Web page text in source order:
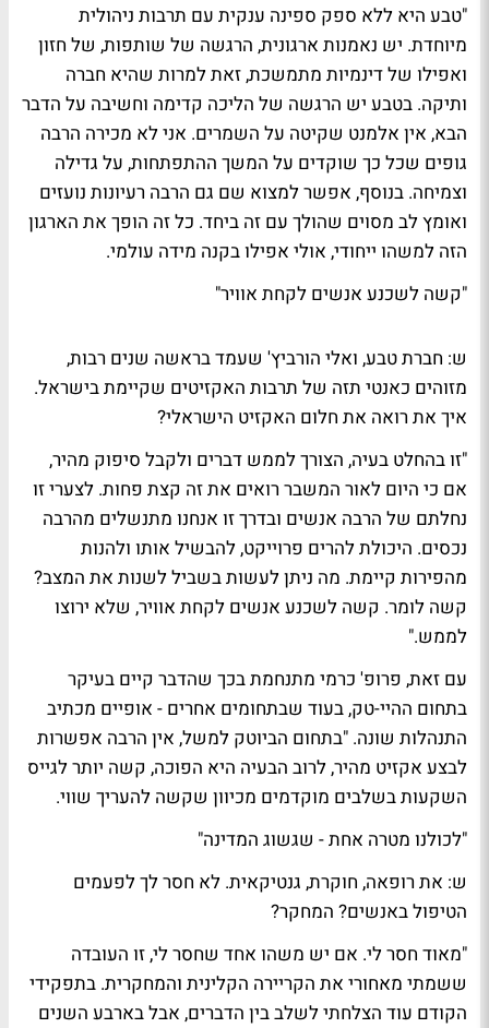
"טבע היא ללא ספק ספינה ענקית עם תרבות ניהולית
מיוחדת. יש נאמנות ארגונית, הרגשה של שותפות, של חזון
ואפילו של דינמיות מתמשכת, זאת למרות שהיא חברה
ותיקה. בטבע יש הרגשה של הליכה קדימה וחשיבה על הדבר
הבא, אין אלמנט שקיטה על השמרים. אני לא מכירה הרבה
גופים שכל כך שוקדים על המשך ההתפתחות, על גדילה
וצמיחה. בנוסף, אפשר למצוא שם גם הרבה רעיונות נועזים
ואומץ לב מסוים שהולך עם זה ביחד. כל זה הופך את הארגון
הזה למשהו ייחודי, אולי אפילו בקנה מידה עולמי.
"קשה לשכנע אנשים לקחת אוויר"
ש: חברת טבע, ואלי הורביץ' שעמד בראשה שנים רבות,
מזוהים כאנטי תזה של תרבות האקזיטים שקיימת בישראל.
איך את רואה את חלום האקזיט הישראלי?
"זו בהחלט בעיה, הצורך לממש דברים ולקבל סיפוק מהיר,
אם כי היום לאור המשבר רואים את זה קצת פחות. לצערי זו
נחלתם של הרבה אנשים ובדרך זו אנחנו מתנשלים מהרבה
נכסים. היכולת להרים פרוייקט, להבשיל אותו ולהנות
מהפירות קיימת. מה ניתן לעשות בשביל לשנות את המצב?
קשה לומר. קשה לשכנע אנשים לקחת אוויר, שלא ירוצו
לממש."
עם זאת, פרופ' כרמי מתנחמת בכך שהדבר קיים בעיקר
בתחום ההיי-טק, בעוד שבתחומים אחרים - אופיים מכתיב
התנהלות שונה. "בתחום הביוטק למשל, אין הרבה אפשרות
לבצע אקזיט מהיר, לרוב הבעיה היא הפוכה, קשה יותר לגייס
השקעות בשלבים מוקדמים מכיוון שקשה להעריך שווי.
"לכולנו מטרה אחת - שגשוג המדינה"
ש: את רופאה, חוקרת, גנטיקאית. לא חסר לך לפעמים
הטיפול באנשים? המחקר?
"מאוד חסר לי. אם יש משהו אחד שחסר לי, זו העובדה
ששמתי מאחורי את הקריירה הקלינית והמחקרית. בתפקידי
הקודם עוד הצלחתי לשלב בין הדברים, אבל בארבע השנים